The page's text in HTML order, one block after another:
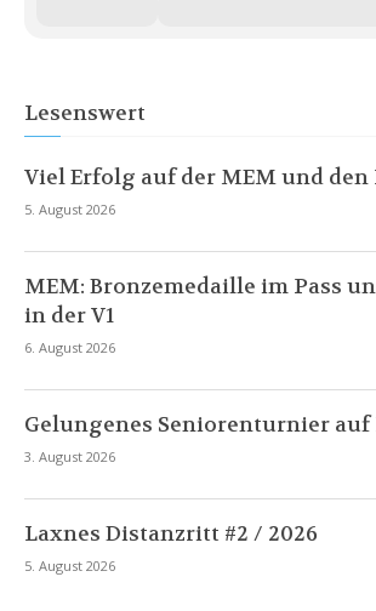
Lesenswert
Viel Erfolg auf der MEM und den
5. August 2026
MEM: Bronzemedaille im Pass
in der V1
6. August 2026
Gelungenes Seniorenturnier auf
3. August 2026
Laxnes Distanzritt #2 / 2026
5. August 2026